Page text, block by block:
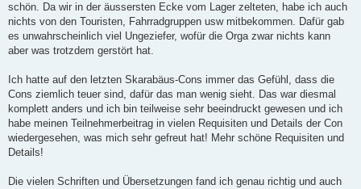
schön. Da wir in der äussersten Ecke vom Lager zelteten, habe ich auch
nichts von den Touristen, Fahrradgruppen usw mitbekommen. Dafür gab
es unwahrscheinlich viel Ungeziefer, wofür die Orga zwar nichts kann
aber was trotzdem gerstört hat.
Ich hatte auf den letzten Skarabäus-Cons immer das Gefühl, dass die
Cons ziemlich teuer sind, dafür das man wenig sieht. Das war diesmal
komplett anders und ich bin teilweise sehr beeindruckt gewesen und ich
habe meinen Teilnehmerbeitrag in vielen Requisiten und Details der Con
wiedergesehen, was mich sehr gefreut hat! Mehr schöne Requisiten und
Details!
Die vielen Schriften und Übersetzungen fand ich genau richtig und auch